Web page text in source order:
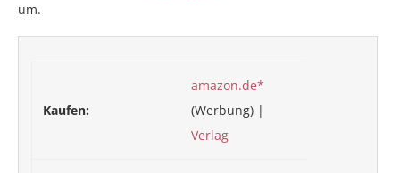
um.
Kaufen:
amazon.de*
(Werbung) |
Verlag